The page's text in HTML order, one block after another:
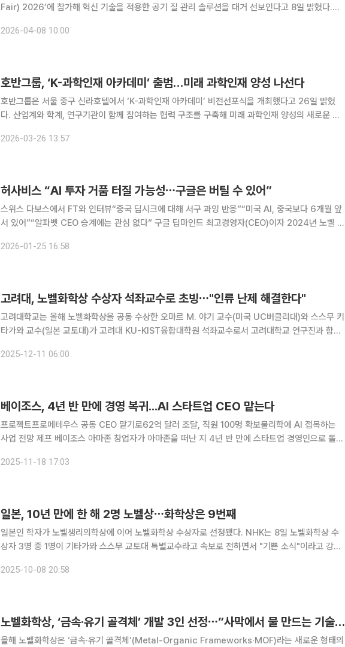
Fair) 2026’에 참가해 혁신 기술을 적용한 공기 질 관리 솔루션을 대거 선보인다고 8일 밝혔다.
격체(MOF) 소재를 적용한 차세대 필터 기술을 선보인다. MO
2026-04-08 10:00
호반그룹, ‘K-과학인재 아카데미’ 출범…미래 과학인재 양성 나선다
호반그룹은 서울 중구 신라호텔에서 ‘K-과학인재 아카데미’ 비전선포식을 개최했다고 26일 밝혔
다. 산업계와 학계, 연구기관이 함께 참여하는 협력 구조를 구축해 미래 과학인재 양성의 새로운 플
를 맞대고 미래를 이끌 과학인재 육성 방향을 논의하는 자리로 마련됐다
2026-03-26 13:57
허사비스 “AI 투자 거품 터질 가능성⋯구글은 버틸 수 있어”
스위스 다보스에서 FT와 인터뷰“중국 딥시크에 대해 서구 과잉 반응”“미국 AI, 중국보다 6개월 앞
서 있어”“알파벳 CEO 승계에는 관심 없다” 구글 딥마인드 최고경영자(CEO)이자 2024년 노벨 화
럼 보인다고 경고했다고 파이낸셜타임스(FT) 24일(현
2026-01-25 16:58
고려대, 노벨화학상 수상자 석좌교수로 초빙⋯"인류 난제 해결한다"
고려대학교는 올해 노벨화학상을 공동 수상한 오마르 M. 야기 교수(미국 UC버클리대)와 스스무 키
타가와 교수(일본 교토대)가 고려대 KU-KIST융합대학원 석좌교수로서 고려대학교 연구진과 함께
(MOF) 분야를 개척·발전시킨 공로를 인정받아 노벨상을 공동
2025-12-11 06:00
베이조스, 4년 반 만에 경영 복귀...AI 스타트업 CEO 맡는다
프로젝트프로메테우스 공동 CEO 맡기로62억 달러 조달, 직원 100명 확보물리학에 AI 접목하는
사업 전망 제프 베이조스 아마존 창업자가 아마존을 떠난 지 4년 반 만에 스타트업 경영인으로 돌아
는 인공지능(AI) 스타트업을 설립하고 공동 최고경영자(CEO)를 맡
2025-11-18 17:03
일본, 10년 만에 한 해 2명 노벨상⋯화학상은 9번째
일본인 학자가 노벨생리의학상에 이어 노벨화학상 수상자로 선정됐다. NHK는 8일 노벨화학상 수
상자 3명 중 1명이 기타가와 스스무 교토대 특별교수라고 속보로 전하면서 "기쁜 소식"이라고 강조
2025-10-08 20:58
노벨화학상, ‘금속·유기 골격체’ 개발 3인 선정⋯”사막에서 물 만드는 기술”(종합)
올해 노벨화학상은 ‘금속·유기 골격체’(Metal-Organic Frameworks·MOF)라는 새로운 형태의